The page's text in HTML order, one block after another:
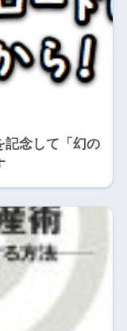
記念して「幻の